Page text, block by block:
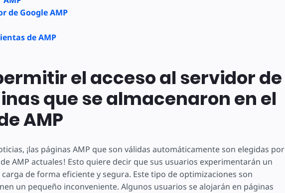
de Google AMP
de AMP
el acceso al servidor de
que se almacenaron en el
AMP
¡las páginas AMP que son válidas automáticamente son elegidas por
AMP actuales! Esto quiere decir que sus usuarios experimentarán un
de forma eficiente y segura. Este tipo de optimizaciones son
un pequeño inconveniente. Algunos usuarios se alojarán en páginas